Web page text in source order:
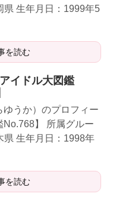
県 生年月日：1999年5
を読む
イドル大図鑑
うか）のプロフィー
No.768】 所属グルー
県 生年月日：1998年
を読む